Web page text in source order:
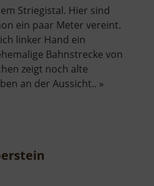
Striegistal. Hier sind
ein paar Meter vereint.
linker Hand ein
Bahnstrecke von
zeigt noch alte
an der Aussicht.. »